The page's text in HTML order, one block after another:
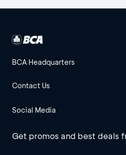
BCA Headquarters
Contact Us
Social Media
Get promos and best deals